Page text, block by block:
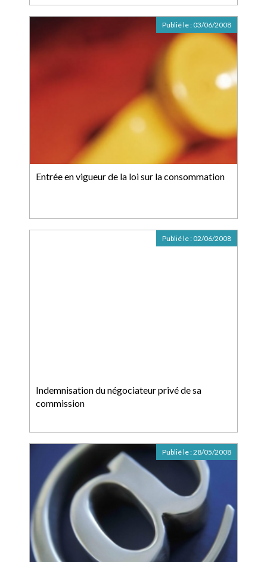
Entrée en vigueur de la loi sur la consommation
Publié le : 03/06/2008
Indemnisation du négociateur privé de sa
commission
Publié le : 02/06/2008
Publié le :28/05/2008